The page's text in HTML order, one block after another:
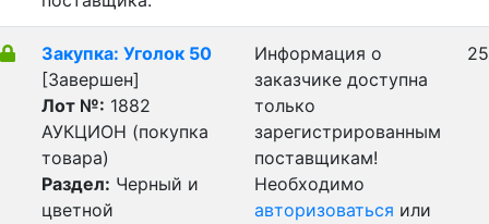
Закупка: Уголок 50
[Завершен]
Лот №: 1882
АУКЦИОН (покупка
товара)
Раздел: Черный и
цветной
Информация о
заказчике доступна
только
зарегистрированным
поставщикам!
Необходимо
авторизоваться или